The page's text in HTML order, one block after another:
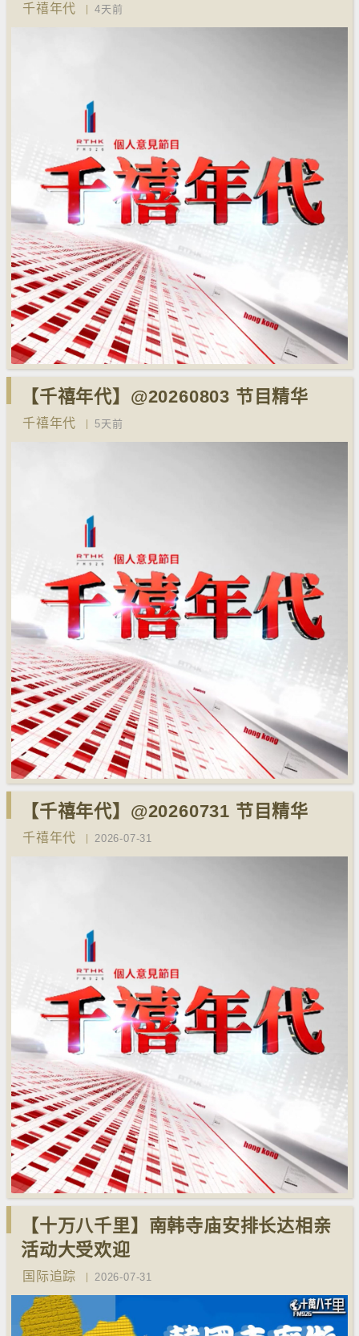
千禧年代 4天前
【千禧年代】@20260803 节目精华
千禧年代 5天前
【千禧年代】@20260731 节目精华
千禧年代 2026-07-31
【十万八千里】南韩寺庙安排长达相亲
活动大受欢迎
国际追踪 2026-07-31